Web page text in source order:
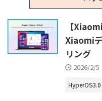
【
Xiaomi
リング
2026/2/5
HyperOS3.0